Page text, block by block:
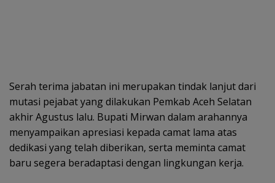
Serah terima jabatan ini merupakan tindak lanjut dari
mutasi pejabat yang dilakukan Pemkab Aceh Selatan
akhir Agustus lalu. Bupati Mirwan dalam arahannya
menyampaikan apresiasi kepada camat lama atas
dedikasi yang telah diberikan, serta meminta camat
baru segera beradaptasi dengan lingkungan kerja.